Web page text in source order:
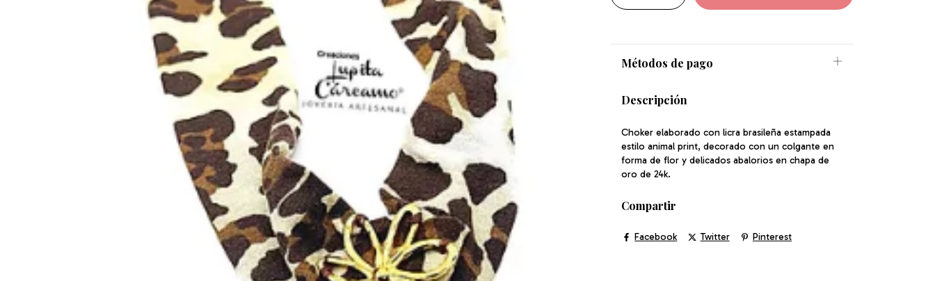
Métodos de pago
Descripción
Choker elaborado con licra brasileña estampada
estilo animal print, decorado con un colgante en
forma de flor y delicados abalorios en chapa de
oro de 24k.
Compartir
Facebook Twitter Pinterest